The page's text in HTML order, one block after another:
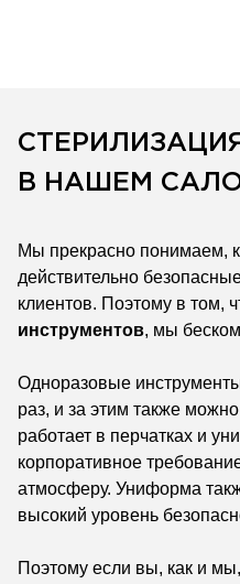
В НАШЕМ
Мы прекрасно понимаем,
действительно
клиентов. Поэтому в том,
инструментов, мы
Одноразовые
раз, и за этим также
работает в перчатках и
корпоративное
атмосферу. Униформа
высокий уровень
Поэтому если вы, как и